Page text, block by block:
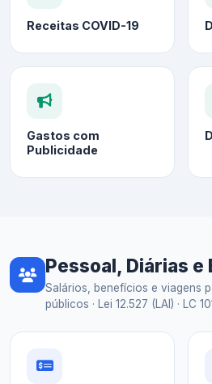
Receitas COVID-19
Gastos com
Publicidade
Pessoal, Diárias e
Salários, benefícios e viagens
públicos · Lei 12.527 (LAI) · LC